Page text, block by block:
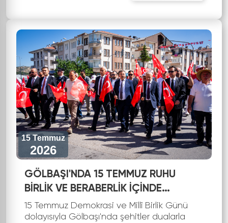
15 Temmuz
2026
GÖLBAŞI'NDA 15 TEMMUZ RUHU
BİRLİK VE BERABERLİK İÇİNDE
YAŞATILDI
15 Temmuz Demokrasi ve Millî Birlik Günü
dolayısıyla Gölbaşı'nda şehitler dualarla